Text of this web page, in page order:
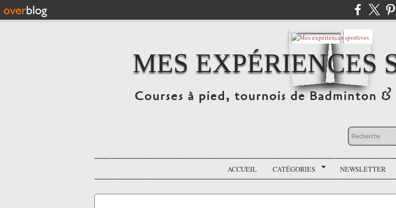
MES EXPÉRIENCES
Courses à pied, tournois de Badminton
ACCUEIL CATÉGORIES NEWSLETTER